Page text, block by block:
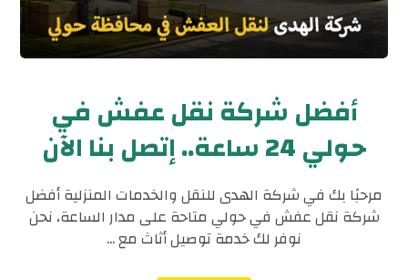
أفضل شركة نقل عفش في
حولي 24 ساعة.. إتصل بنا الآن
مرحبًا بك في شركة الهدى للنقل والخدمات المنزلية أفضل
شركة نقل عفش في حولي متاحة على مدار الساعة، نحن
نوفر لك خدمة توصيل أثاث مع ...